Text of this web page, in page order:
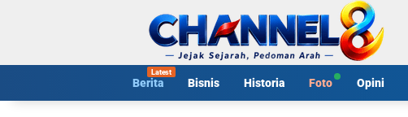
Berita Bisnis Historia Foto Opini